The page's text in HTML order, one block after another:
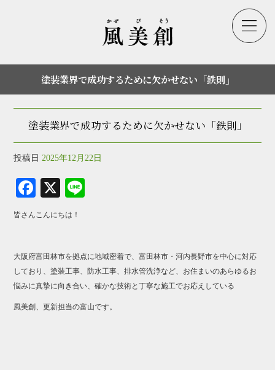
塗装業界で成功するために欠かせない「鉄則」
塗装業界で成功するために欠かせない「鉄則」
投稿日 2025年12月22日
Fa
ce
ok
X
皆さんこんにちは！
大阪府富田林市を拠点に地域密着で、富田林市・河内長野市を中心に対応
しており、塗装工事、防水工事、排水管洗浄など、お住まいのあらゆるお
悩みに真摯に向き合い、確かな技術と丁寧な施工でお応えしている
風美創、更新担当の富山です。